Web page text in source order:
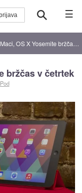
☰
OS X Yosemite bržčas v četrtek
bržčas v četrtek